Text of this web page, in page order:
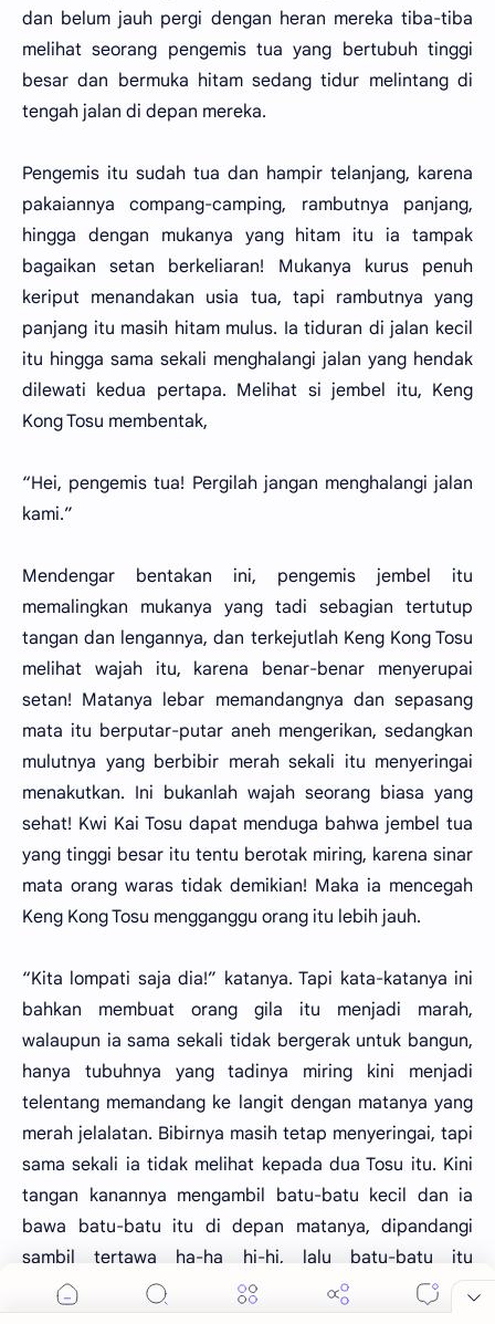
dan belum jauh pergi dengan heran mereka tiba-tiba
melihat seorang pengemis tua yang bertubuh tinggi
besar dan bermuka hitam sedang tidur melintang di
tengah jalan di depan mereka.
Pengemis itu sudah tua dan hampir telanjang, karena
pakaiannya compang-camping, rambutnya panjang,
hingga dengan mukanya yang hitam itu ia tampak
bagaikan setan berkeliaran! Mukanya kurus penuh
keriput menandakan usia tua, tapi rambutnya yang
panjang itu masih hitam mulus. Ia tiduran di jalan kecil
itu hingga sama sekali menghalangi jalan yang hendak
dilewati kedua pertapa. Melihat si jembel itu, Keng
Kong Tosu membentak,
“Hei, pengemis tua! Pergilah jangan menghalangi jalan
kami.”
Mendengar bentakan ini, pengemis jembel itu
memalingkan mukanya yang tadi sebagian tertutup
tangan dan lengannya, dan terkejutlah Keng Kong Tosu
melihat wajah itu, karena benar-benar menyerupai
setan! Matanya lebar memandangnya dan sepasang
mata itu berputar-putar aneh mengerikan, sedangkan
mulutnya yang berbibir merah sekali itu menyeringai
menakutkan. Ini bukanlah wajah seorang biasa yang
sehat! Kwi Kai Tosu dapat menduga bahwa jembel tua
yang tinggi besar itu tentu berotak miring, karena sinar
mata orang waras tidak demikian! Maka ia mencegah
Keng Kong Tosu mengganggu orang itu lebih jauh.
“Kita lompati saja dia!” katanya. Tapi kata-katanya ini
bahkan membuat orang gila itu menjadi marah,
walaupun ia sama sekali tidak bergerak untuk bangun,
hanya tubuhnya yang tadinya miring kini menjadi
telentang memandang ke langit dengan matanya yang
merah jelalatan. Bibirnya masih tetap menyeringai, tapi
sama sekali ia tidak melihat kepada dua Tosu itu. Kini
tangan kanannya mengambil batu-batu kecil dan ia
bawa batu-batu itu di depan matanya, dipandangi
sambil tertawa ha-ha hi-hi, lalu batu-batu itu
diciuminya!